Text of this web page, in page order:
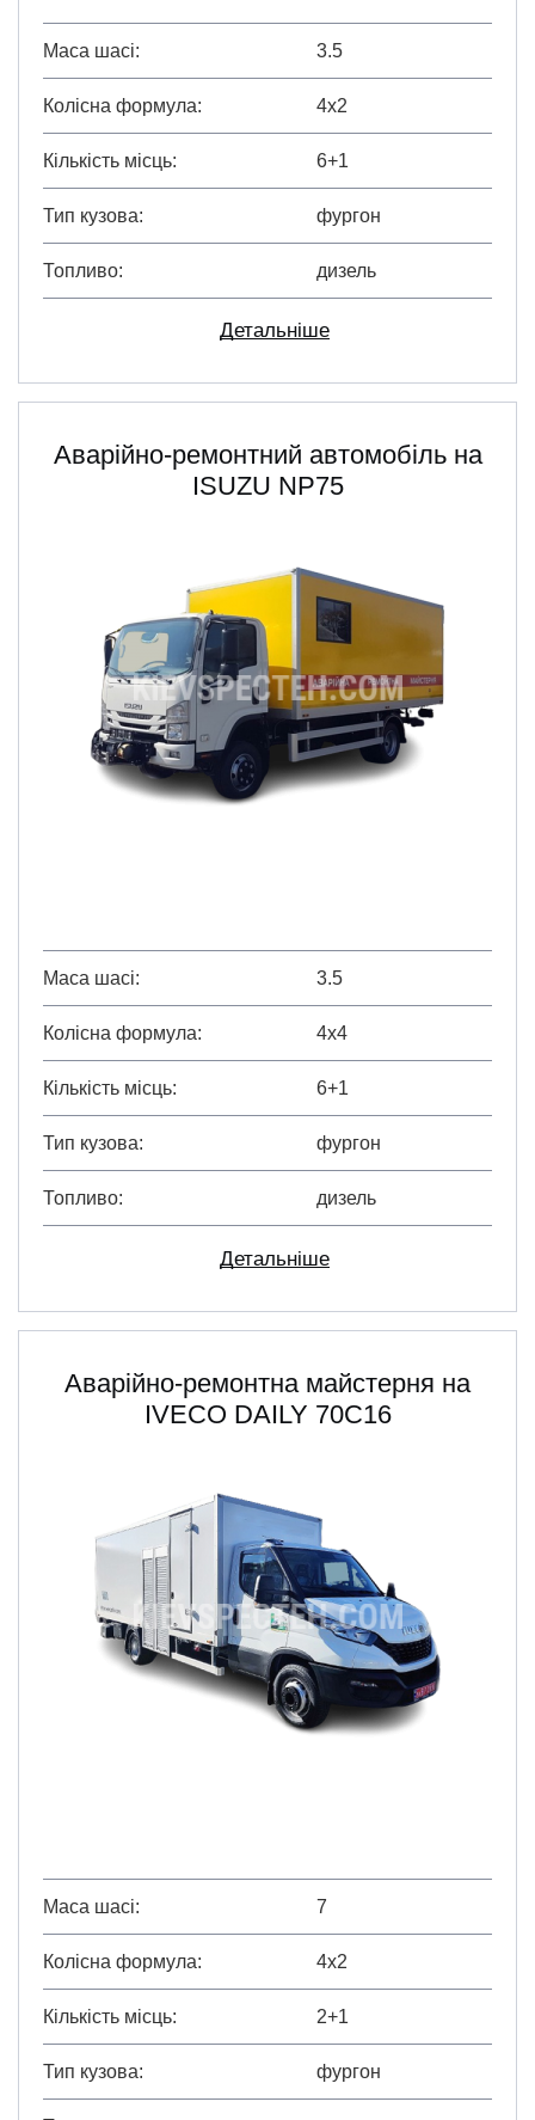
Маса шасі 3.5
Колісна формула 4х2
Кількість місць 6+1
Тип кузова фургон
Топливо дизель
Детальніше
Аварійно-ремонтний автомобіль на
ISUZU NP75
Маса шасі 3.5
Колісна формула 4х4
Кількість місць 6+1
Тип кузова фургон
Топливо дизель
Детальніше
Аварійно-ремонтна майстерня на
IVECO DAILY 70C16
Маса шасі 7
Колісна формула 4х2
Кількість місць 2+1
Тип кузова фургон